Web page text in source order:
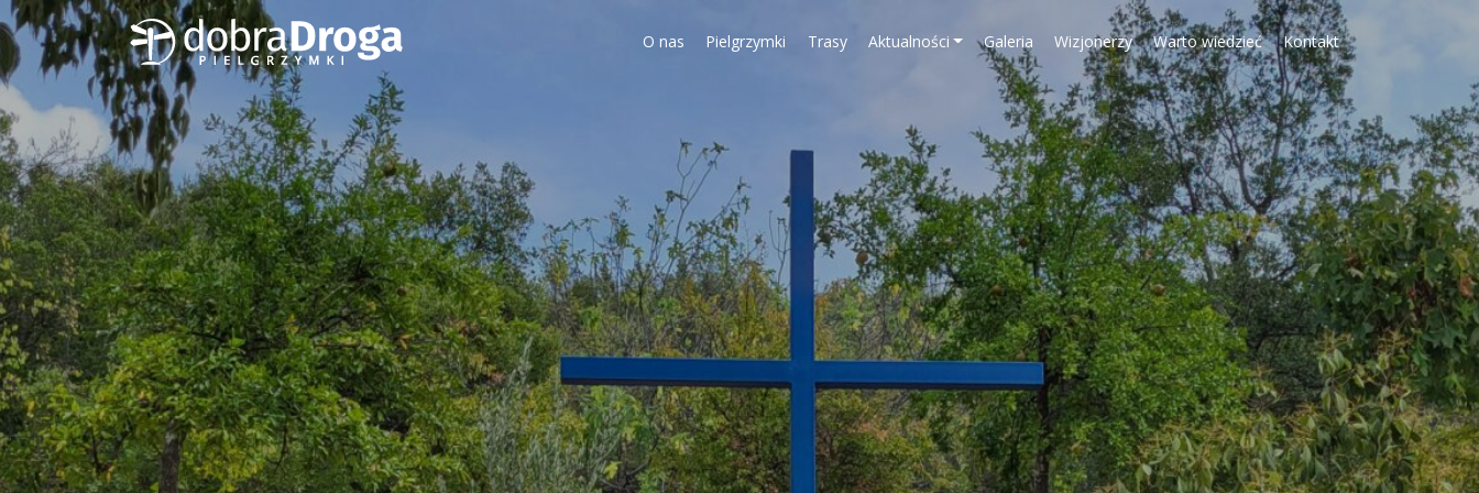
O nas Pielgrzymki Trasy Aktualności Galeria Wizjonerzy Warto wiedzieć Kontakt